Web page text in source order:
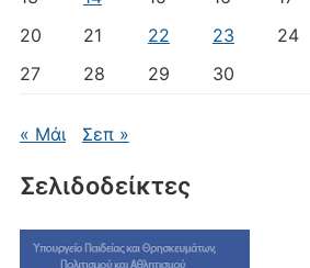
20
21 22 23 24
27
28 29 30
« Μάι Σεπ »
Σελιδοδείκτες